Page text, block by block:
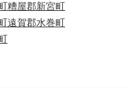
糟屋郡新宮町
遠賀郡水巻町